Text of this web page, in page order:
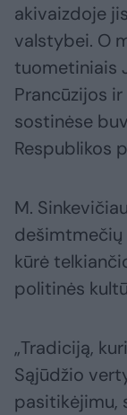
akivaizdoje
valstybei. O
tuometiniais
Prancūzijos
sostinėse
Respublikos
M.
dešimtmečių
kūrė
politinės
„Tradiciją,
Sąjūdžio
pasitikėjimu,